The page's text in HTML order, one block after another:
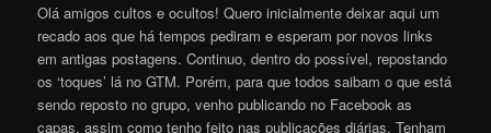
Olá amigos cultos e ocultos! Quero inicialmente deixar aqui um
recado aos que há tempos pediram e esperam por novos links
em antigas postagens. Continuo, dentro do possível, repostando
os ‘toques’ lá no GTM. Porém, para que todos saibam o que está
sendo reposto no grupo, venho publicando no Facebook as
capas, assim como tenho feito nas publicações diárias. Tenham